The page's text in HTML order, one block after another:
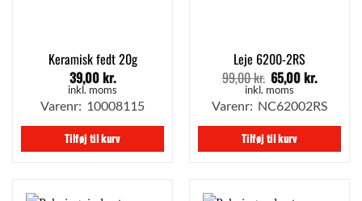
Keramisk fedt 20g
39,00kr.
inkl. moms
Varenr: 10008115
Tilføj til kurv
Leje 6200-2RS
99,00kr. Den
oprindelige
pris
var:
99,00 kr..
65,00kr.
pris
er:
65,00
inkl. moms
Varenr: NC62002RS
Tilføj til kurv